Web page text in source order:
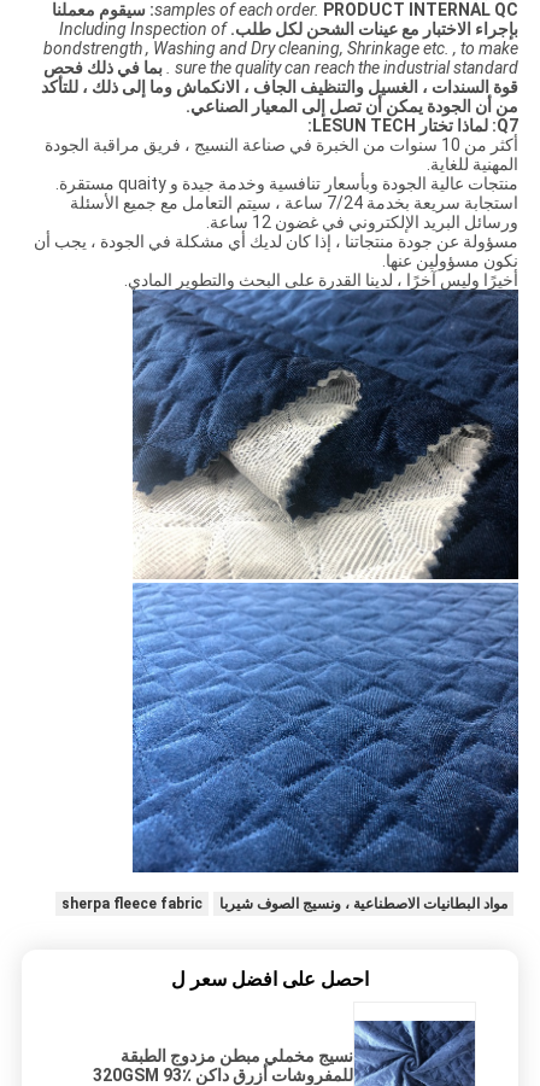
samples of each order.PRODUCT INTERNAL QC: سيقوم معملنا
بإجراء الاختبار مع عينات الشحن لكل طلب. Including Inspection of
bondstrength , Washing and Dry cleaning, Shrinkage etc. , to make
sure the quality can reach the industrial standard .
بما في ذلك فحص
قوة السندات ، الغسيل والتنظيف الجاف ، الانكماش وما إلى ذلك ، للتأكد
من أن الجودة يمكن أن تصل إلى المعيار الصناعي.
Q7: لماذا تختار LESUN TECH:
أكثر من 10 سنوات من الخبرة في صناعة النسيج ، فريق مراقبة الجودة
المهنية للغاية.
منتجات عالية الجودة وبأسعار تنافسية وخدمة جيدة و quaity مستقرة.
استجابة سريعة بخدمة 7/24 ساعة ، سيتم التعامل مع جميع الأسئلة
ورسائل البريد الإلكتروني في غضون 12 ساعة.
مسؤولة عن جودة منتجاتنا ، إذا كان لديك أي مشكلة في الجودة ، يجب أن
نكون مسؤولين عنها.
أخيرًا وليس آخرًا ، لدينا القدرة على البحث والتطوير المادي.
مواد البطانيات الاصطناعية ، ونسيج الصوف شيربا sherpa fleece fabric
احصل على افضل سعر ل
نسيج مخملي مبطن مزدوج الطبقة
للمفروشات أزرق داكن 320GSM 93٪